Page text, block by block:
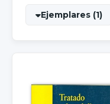
Ejemplares (1)